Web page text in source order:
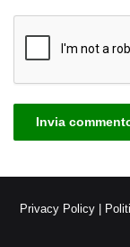
Privacy Policy|